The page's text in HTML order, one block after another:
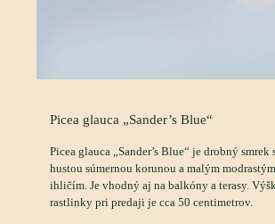
Picea glauca „Sander’s Blue“
Picea glauca „Sander’s Blue“ je drobný smrek
hustou súmernou korunou a malým modrastým
ihličím. Je vhodný aj na balkóny a terasy.
rastlinky pri predaji je cca 50 centimetrov.